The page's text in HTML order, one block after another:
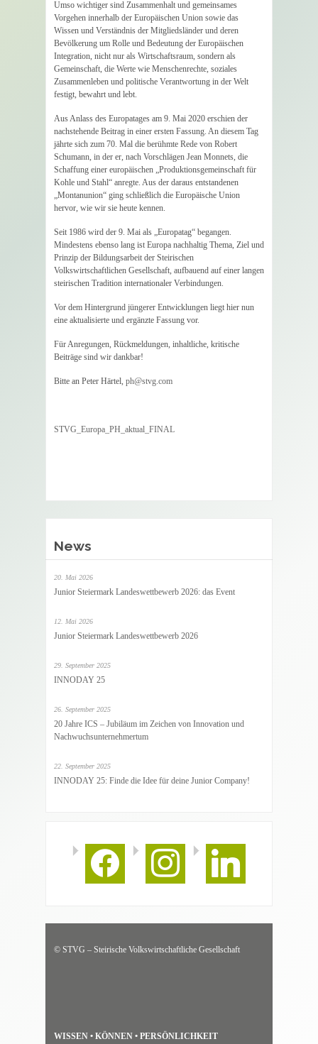
Umso wichtiger sind Zusammenhalt und gemeinsames
Vorgehen innerhalb der Europäischen Union sowie das
Wissen und Verständnis der Mitgliedsländer und deren
Bevölkerung um Rolle und Bedeutung der Europäischen
Integration, nicht nur als Wirtschaftsraum, sondern als
Gemeinschaft, die Werte wie Menschenrechte, soziales
Zusammenleben und politische Verantwortung in der Welt
festigt, bewahrt und lebt.
Aus Anlass des Europatages am 9. Mai 2020 erschien der
nachstehende Beitrag in einer ersten Fassung. An diesem Tag
jährte sich zum 70. Mal die berühmte Rede von Robert
Schumann, in der er, nach Vorschlägen Jean Monnets, die
Schaffung einer europäischen „Produktionsgemeinschaft für
Kohle und Stahl“ anregte. Aus der daraus entstandenen
„Montanunion“ ging schließlich die Europäische Union
hervor, wie wir sie heute kennen.
Seit 1986 wird der 9. Mai als „Europatag“ begangen.
Mindestens ebenso lang ist Europa nachhaltig Thema, Ziel und
Prinzip der Bildungsarbeit der Steirischen
Volkswirtschaftlichen Gesellschaft, aufbauend auf einer langen
steirischen Tradition internationaler Verbindungen.
Vor dem Hintergrund jüngerer Entwicklungen liegt hier nun
eine aktualisierte und ergänzte Fassung vor.
Für Anregungen, Rückmeldungen, inhaltliche, kritische
Beiträge sind wir dankbar!
Bitte an Peter Härtel, ph@stvg.com
STVG_Europa_PH_aktual_FINAL
News
20. Mai 2026
Junior Steiermark Landeswettbewerb 2026: das Event
12. Mai 2026
Junior Steiermark Landeswettbewerb 2026
29. September 2025
INNODAY 25
26. September 2025
20 Jahre ICS – Jubiläum im Zeichen von Innovation und
Nachwuchsunternehmertum
22. September 2025
INNODAY 25: Finde die Idee für deine Junior Company!
facebook instagram linkedin
© STVG – Steirische Volkswirtschaftliche Gesellschaft
WISSEN • KÖNNEN • PERSÖNLICHKEIT